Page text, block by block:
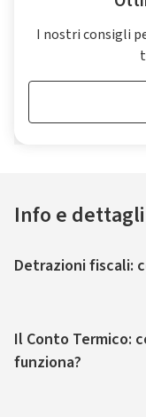
I nostri consigli
Info e dettagli
Detrazioni fiscali:
Il Conto Termico:
funziona?